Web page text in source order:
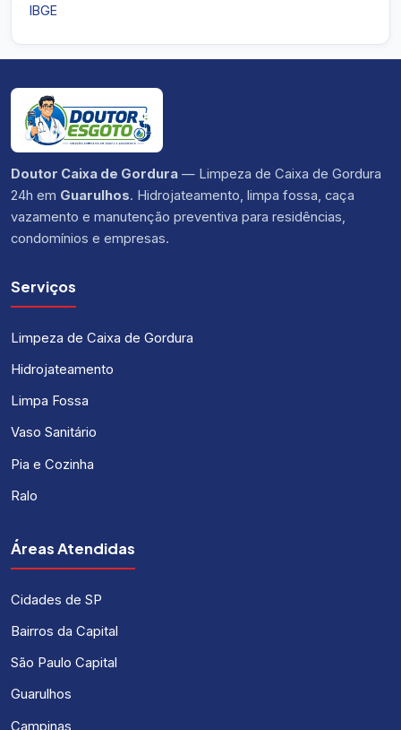
IBGE
Doutor Caixa de Gordura — Limpeza de Caixa de Gordura
24h em Guarulhos. Hidrojateamento, limpa fossa, caça
vazamento e manutenção preventiva para residências,
condomínios e empresas.
Serviços
Limpeza de Caixa de Gordura
Hidrojateamento
Limpa Fossa
Vaso Sanitário
Pia e Cozinha
Ralo
Áreas Atendidas
Cidades de SP
Bairros da Capital
São Paulo Capital
Guarulhos
Campinas